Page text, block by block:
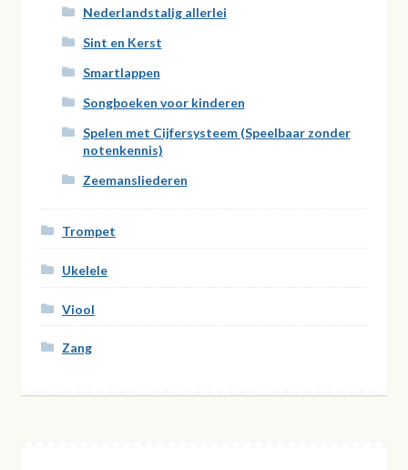
Nederlandstalig allerlei
Sint en Kerst
Smartlappen
Songboeken voor kinderen
Spelen met Cijfersysteem (Speelbaar zonder
notenkennis)
Zeemansliederen
Trompet
Ukelele
Viool
Zang